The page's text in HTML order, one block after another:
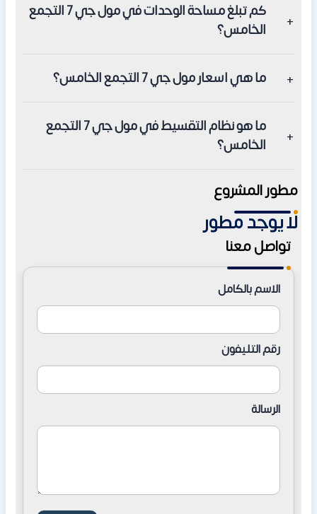
ووحدات طبية (عيادات).
كم تبلغ مساحة الوحدات في مول جي 7 التجمع
الخامس؟
متر مربع للمكاتب والعيادات.
ما هي اسعار مول جي 7 التجمع الخامس؟
حسب نوع الوحدة وموقعها داخل المول.
ما هو نظام التقسيط في مول جي 7 التجمع
الخامس؟
المبلغ على مدار 4 سنوات.
مطور المشروع
لا يوجد مطور
تواصل معنا
الاسم بالكامل
رقم التليفون
الرسالة